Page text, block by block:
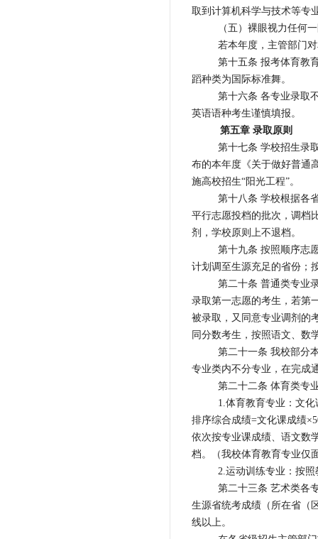
取到计算机科学与技术等专
（五）裸眼视力任何
若本年度，主管部门
第十五条 报考体育教
蹈种类为国际标准舞。
第十六条 各专业录取
英语语种考生谨慎填报。
第五章 录取原则
第十七条 学校招生录
布的本年度《关于做好普通
施高校招生“阳光工程”。
第十八条 学校根据各
平行志愿投档的批次，调档
剂，学校原则上不退档。
第十九条 按照顺序志
计划调至生源充足的省份；
第二十条 普通类专业
录取第一志愿的考生，若第
被录取，又同意专业调剂的
同分数考生，按照语文、数
第二十一条 我校部分
专业类内不分专业，在完成
第二十二条 体育类专
1.体育教育专业：文
排序综合成绩=文化课成绩
依次按专业课成绩、语文数
档。（我校体育教育专业仅
2.运动训练专业：按
第二十三条 艺术类各
生源省统考成绩（所在省（
线以上。